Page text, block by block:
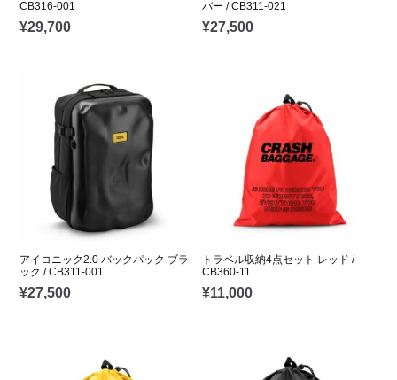
CB316-001
¥29,700
バー / CB311-021
¥27,500
アイコニック2.0 バックパック ブラ
ック / CB311-001
¥27,500
トラベル収納4点セット レッド /
CB360-11
¥11,000